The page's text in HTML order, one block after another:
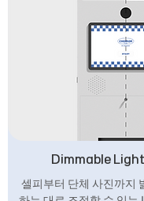
Dimmable
셀피부터 단체 사진까지